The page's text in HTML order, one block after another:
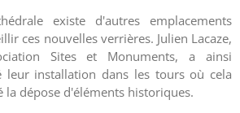
existe d'autres emplacements
ces nouvelles verrières. Julien Lacaze,
Sites et Monuments, a ainsi
leur installation dans les tours où cela
la dépose d'éléments historiques.